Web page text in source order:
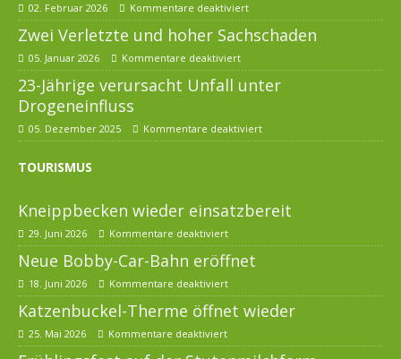
02. Februar 2026 Kommentare deaktiviert
Zwei Verletzte und hoher Sachschaden
05. Januar 2026 Kommentare deaktiviert
23-Jährige verursacht Unfall unter
Drogeneinfluss
05. Dezember 2025 Kommentare deaktiviert
TOURISMUS
Kneippbecken wieder einsatzbereit
29. Juni 2026 Kommentare deaktiviert
Neue Bobby-Car-Bahn eröffnet
18. Juni 2026 Kommentare deaktiviert
Katzenbuckel-Therme öffnet wieder
25. Mai 2026 Kommentare deaktiviert